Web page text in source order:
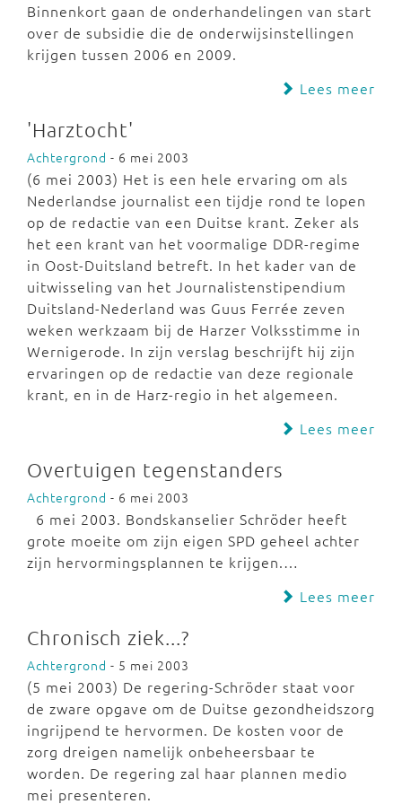
Binnenkort gaan de onderhandelingen van start
over de subsidie die de onderwijsinstellingen
krijgen tussen 2006 en 2009.
Lees meer
'Harztocht'
Achtergrond - 6 mei 2003
(6 mei 2003) Het is een hele ervaring om als
Nederlandse journalist een tijdje rond te lopen
op de redactie van een Duitse krant. Zeker als
het een krant van het voormalige DDR-regime
in Oost-Duitsland betreft. In het kader van de
uitwisseling van het Journalistenstipendium
Duitsland-Nederland was Guus Ferrée zeven
weken werkzaam bij de Harzer Volksstimme in
Wernigerode. In zijn verslag beschrijft hij zijn
ervaringen op de redactie van deze regionale
krant, en in de Harz-regio in het algemeen.
Lees meer
Overtuigen tegenstanders
Achtergrond - 6 mei 2003
6 mei 2003. Bondskanselier Schröder heeft
grote moeite om zijn eigen SPD geheel achter
zijn hervormingsplannen te krijgen.…
Lees meer
Chronisch ziek...?
Achtergrond - 5 mei 2003
(5 mei 2003) De regering-Schröder staat voor
de zware opgave om de Duitse gezondheidszorg
ingrijpend te hervormen. De kosten voor de
zorg dreigen namelijk onbeheersbaar te
worden. De regering zal haar plannen medio
mei presenteren.